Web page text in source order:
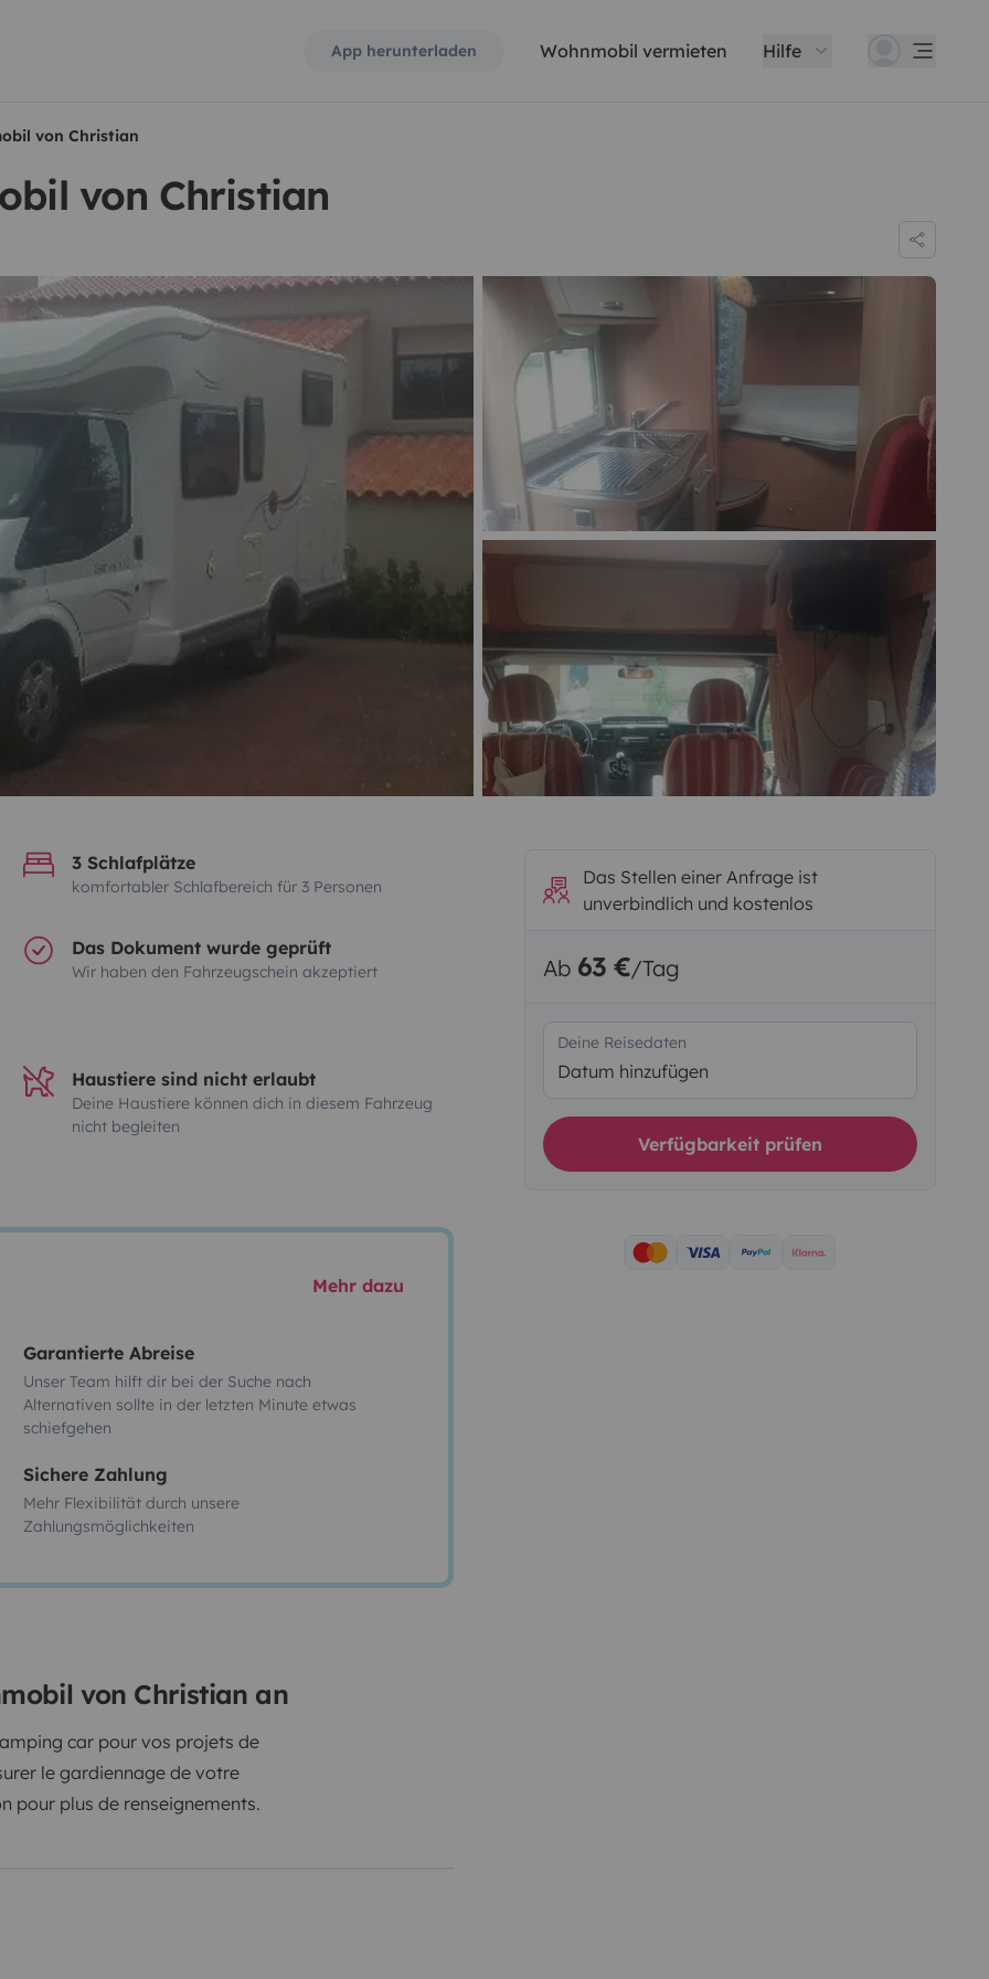
App herunterladen Wohnmobil vermieten Hilfe
von Christian
von Christian
3 Schlafplätze
komfortabler Schlafbereich für 3 Personen
Das Dokument wurde geprüft
Wir haben den Fahrzeugschein akzeptiert
Haustiere sind nicht erlaubt
Deine Haustiere können dich in diesem Fahrzeug
nicht begleiten
Mehr dazu
Garantierte Abreise
Unser Team hilft dir bei der Suche nach
Alternativen sollte in der letzten Minute etwas
schiefgehen
Sichere Zahlung
Mehr Flexibilität durch unsere
Zahlungsmöglichkeiten
von Christian an
car pour vos projets de
le gardiennage de votre
pour plus de renseignements.
Das Stellen einer Anfrage ist
unverbindlich und kostenlos
Ab 63 €/Tag
Deine Reisedaten
Datum hinzufügen
Verfügbarkeit prüfen